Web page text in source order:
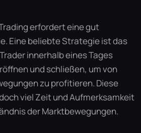
erfordert eine gut
Eine beliebte Strategie ist das
innerhalb eines Tages
und schließen, um von
zu profitieren. Diese
viel Zeit und Aufmerksamkeit
der Marktbewegungen.